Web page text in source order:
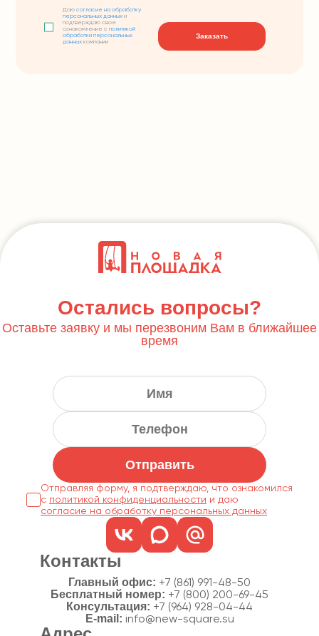
Даюсогласие на обработку
персональных данных и
подтверждаю свое
ознакомление сполитикой
обработки персональных
данных компании
Заказать
Остались вопросы?
Оставьте заявку и мы перезвоним Вам в ближайшее
время
Отправить
Отправляя форму, я подтверждаю, что ознакомился
с политикой конфиденциальности
согласие на обработку персональных данных
Контакты
Главный офис: +7 (861) 991-48-50
Бесплатный номер: +7 (800) 200-69-45
Консультация: +7 (964) 928-04-44
E-mail: info@new-square.su